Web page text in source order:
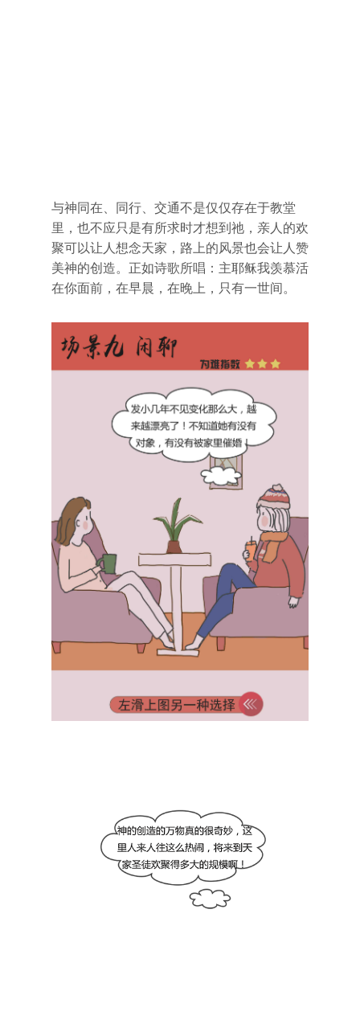
与神同在、同行、交通不是仅仅存在于教堂
里，也不应只是有所求时才想到祂，亲人的欢
聚可以让人想念天家，路上的风景也会让人赞
美神的创造。正如诗歌所唱：主耶稣我羡慕活
在你面前，在早晨，在晚上，只有一世间。